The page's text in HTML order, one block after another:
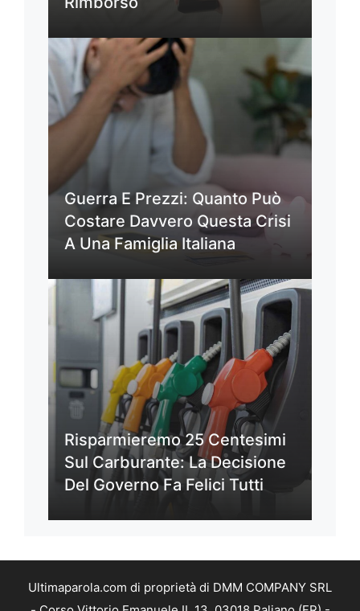
Guerra E Prezzi: Quanto Può
Costare Davvero Questa Crisi
A Una Famiglia Italiana
Risparmieremo 25 Centesimi
Sul Carburante: La Decisione
Del Governo Fa Felici Tutti
Ultimaparola.com di proprietà di DMM COMPANY SRL